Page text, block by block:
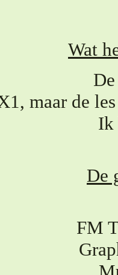
Wat
maar de
Ik
De
FM